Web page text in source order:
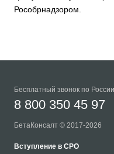
Рособрнадзором.
Бесплатный звонок по
8 800 350 45 97
БетаКонсалт © 2017-2026
Вступление в СРО